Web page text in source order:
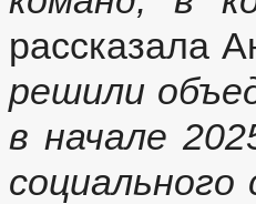
рассказала
решили
в начале